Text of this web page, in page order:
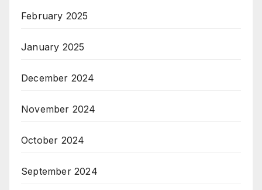
February 2025
January 2025
December 2024
November 2024
October 2024
September 2024